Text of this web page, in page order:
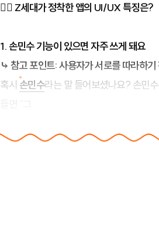
🙆‍♂️ Z세대가 정착한 앱의 UI/UX 특징은?
1. 손민수 기능이 있으면 자주 쓰게 돼요
⤷ 참고 포인트: 사용자가 서로를 따라하
혹시 손민수라는 말 들어보셨나요? 손민